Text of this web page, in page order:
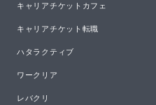
キャリアチケットカフェ
キャリアチケット転職
ハタラクティブ
ワークリア
レバクリ